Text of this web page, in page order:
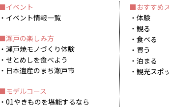
イベント
イベント情報一覧
瀬戸の楽しみ方
瀬戸焼モノづくり体験
せとめしを食べよう
日本遺産のまち瀬戸市
モデルコース
01やきものを堪能するなら
おすすめ
体験
観る
食べる
買う
泊まる
観光スポ